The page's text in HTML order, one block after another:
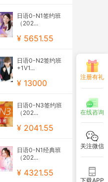
日语0-N1签约班
（202...
¥ 5651.55
日语0-N2签约班
+1V1...
¥ 13000
日语0-N3签约班
（202...
¥ 2041.55
日语0-N1经典班
（202...
¥ 4321.55
注册有礼
在线咨询
关注微信
下载APP